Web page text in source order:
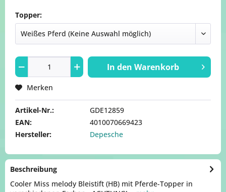
Topper:
In den Warenkorb
Merken
Artikel-Nr.:
GDE12859
EAN:
4010070669423
Hersteller:
Depesche
Beschreibung
Cooler Miss melody Bleistift (HB) mit Pferde-Topper in